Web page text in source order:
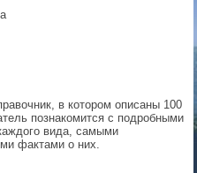
в котором описаны 100
познакомится с подробными
вида, самыми
фактами о них.